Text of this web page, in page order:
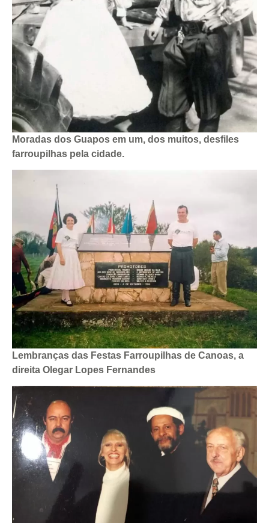
Moradas dos Guapos em um, dos muitos, desfiles
farroupilhas pela cidade.
Lembranças das Festas Farroupilhas de Canoas, a
direita Olegar Lopes Fernandes